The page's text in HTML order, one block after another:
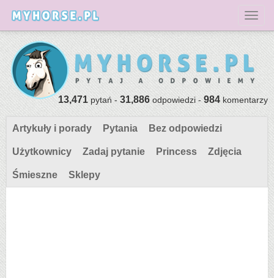
13,471pytań -31,886odpowiedzi -984komentarzy
Artykuły i porady Pytania Bez odpowiedzi
Użytkownicy Zadaj pytanie Princess Zdjęcia
Śmieszne Sklepy